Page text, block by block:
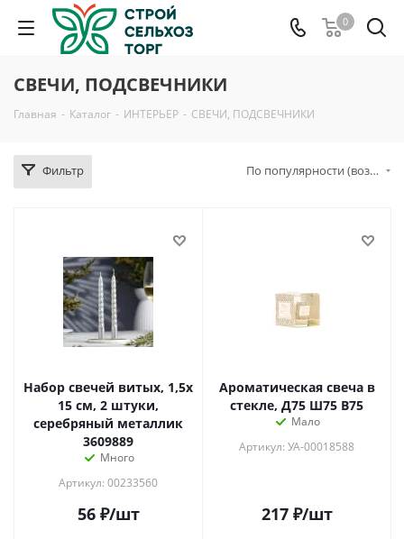
0
СВЕЧИ, ПОДСВЕЧНИКИ
Главная - Каталог - ИНТЕРЬЕР - СВЕЧИ, ПОДСВЕЧНИКИ
Фильтр По популярности (возрастание)
Набор свечей витых, 1,5х
15 см, 2 штуки,
серебряный металлик
3609889
Много
Артикул: 00233560
56₽/шт
Ароматическая свеча в
стекле, Д75 Ш75 В75
Мало
Артикул: УА-00018588
217₽/шт